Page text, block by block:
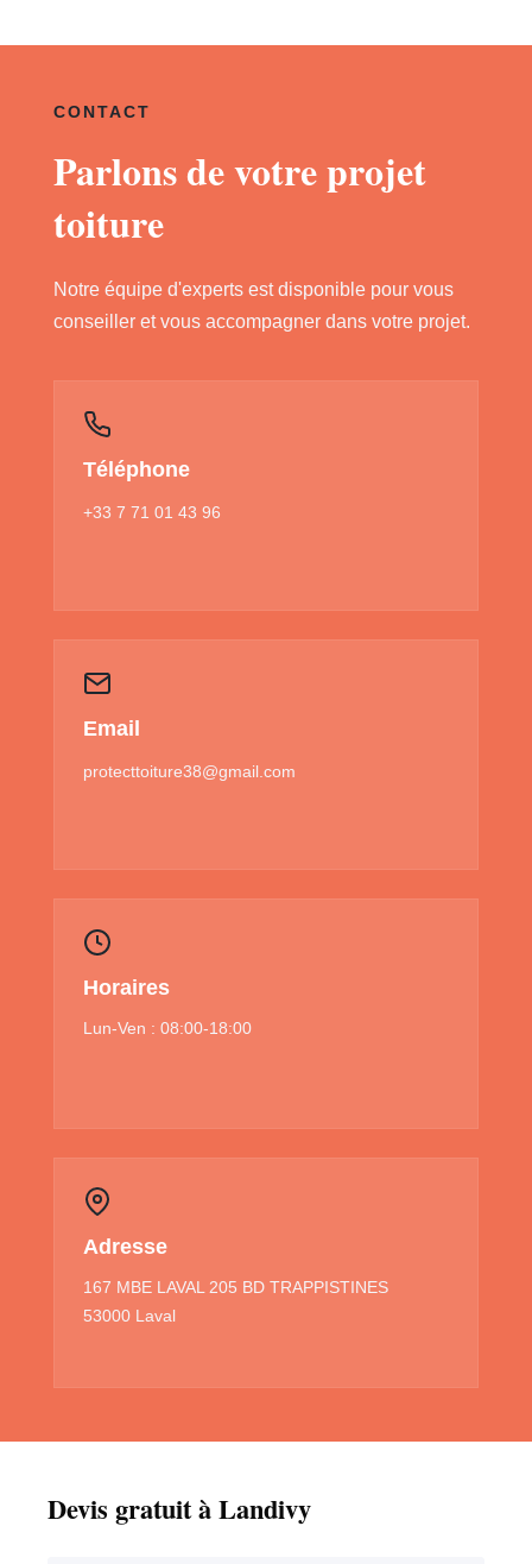
CONTACT
Parlons de votre projet
toiture
Notre équipe d'experts est disponible pour vous
conseiller et vous accompagner dans votre projet.
Téléphone
+33 7 71 01 43 96
Email
protecttoiture38@gmail.com
Horaires
Lun-Ven : 08:00-18:00
Adresse
167 MBE LAVAL 205 BD TRAPPISTINES
53000 Laval
Devis gratuit à Landivy